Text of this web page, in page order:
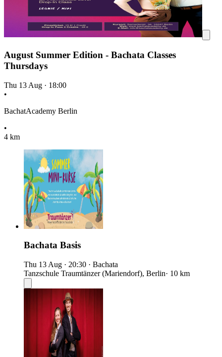
August Summer Edition - Bachata Classes
Thursdays
Thu 13 Aug · 18:00
•
BachatAcademy Berlin
•
4 km
Bachata Basis
Thu 13 Aug · 20:30 · Bachata
Tanzschule Traumtänzer (Mariendorf), Berlin· 10 km